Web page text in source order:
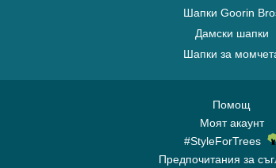
Шапки Goorin
Дамски шапки
Шапки за
Помощ
Моят акаунт
#StyleForTrees
Предпочитания за